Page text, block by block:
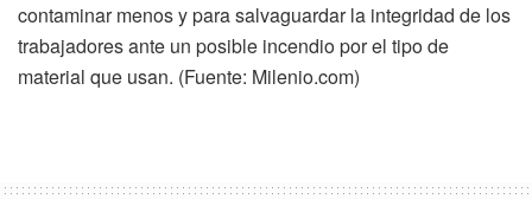
contaminar menos y para salvaguardar la integridad de los
trabajadores ante un posible incendio por el tipo de
material que usan. (Fuente: Milenio.com)